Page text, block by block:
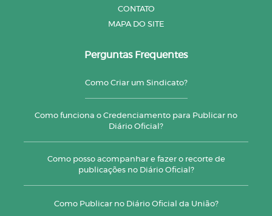
CONTATO
MAPA DO SITE
Perguntas Frequentes
Como Criar um Sindicato?
Como funciona o Credenciamento para Publicar no
Diário Oficial?
Como posso acompanhar e fazer o recorte de
publicações no Diário Oficial?
Como Publicar no Diário Oficial da União?